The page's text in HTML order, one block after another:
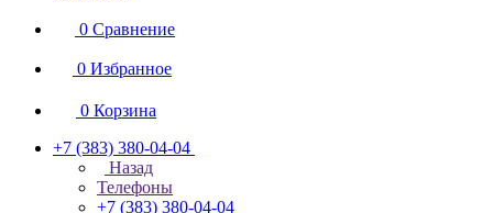
0 Сравнение
0 Избранное
0 Корзина
+7 (383) 380-04-04
Назад
Телефоны
+7 (383) 380-04-04